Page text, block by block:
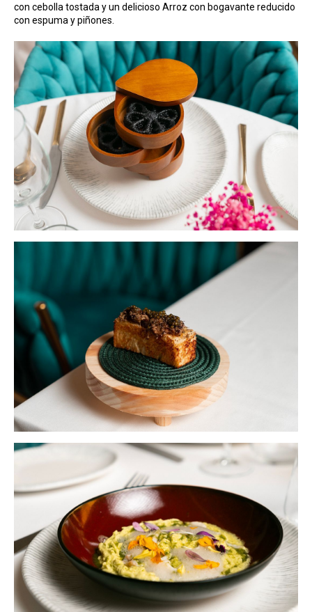
con cebolla tostada y un delicioso Arroz con bogavante reducido
con espuma y piñones.